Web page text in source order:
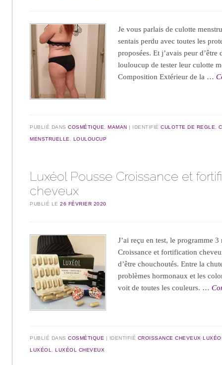
Je vous parlais de culotte
sentais perdu avec toutes les
proposées. Et j’avais peur d’être
louloucup de tester leur culotte
Composition Extérieur de la …
PUBLIÉ DANSCOSMÉTIQUE, MAMAN IDENTIFIÉCULOTTE DE REGLE,
MENSTRUELLE, LOULOUCUP
Luxéol Pousse Croissance et
cheveux
PUBLIÉ LE26 FÉVRIER 2020
J’ai reçu en test, le programme
Croissance et fortification
d’être chouchoutés. Entre la
problèmes hormonaux et les
voit de toutes les couleurs. …
PUBLIÉ DANSCOSMÉTIQUE IDENTIFIÉ CROISSANCE CHEVEUX
LUXÉOL,LUXÉOL CHEVEUX